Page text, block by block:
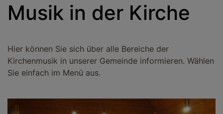
Musik in der Kirche
Hier können Sie sich über alle Bereiche der
Kirchenmusik in unserer Gemeinde informieren. Wählen
Sie einfach im Menü aus.